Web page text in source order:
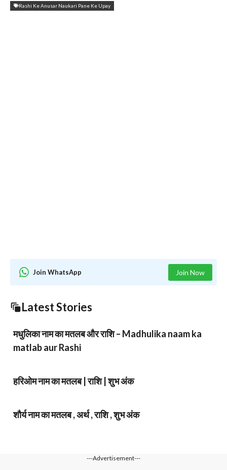
Rashi Ke Anusar Naukari Pane Ke Upay
Join WhatsApp Join Now
Latest Stories
मधुलिका नाम का मतलब और राशि – Madhulika naam ka
matlab aur Rashi
हरिओम नाम का मतलब | राशि | शुभ अंक
शौर्य नाम का मतलब , अर्थ , राशि , शुभ अंक
---Advertisement---